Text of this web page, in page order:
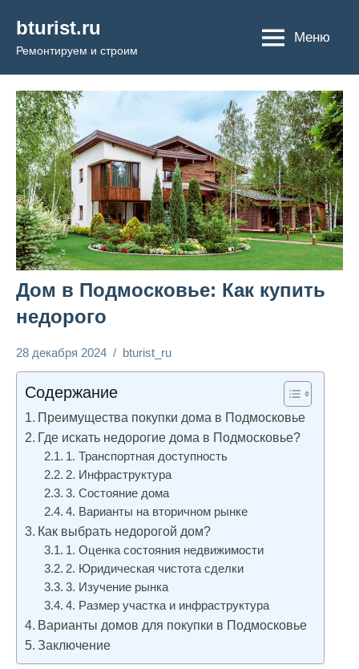
содержимому
bturist.ru
Ремонтируем и строим
Меню
Дом в Подмосковье: Как купить
недорого
рекомендации
28 декабря 2024 bturist_ru
Нет
комментариев
Содержание
Преимущества покупки дома в Подмосковье
Где искать недорогие дома в Подмосковье?
1. Транспортная доступность
2. Инфраструктура
3. Состояние дома
4. Варианты на вторичном рынке
Как выбрать недорогой дом?
1. Оценка состояния недвижимости
2. Юридическая чистота сделки
3. Изучение рынка
4. Размер участка и инфраструктура
Варианты домов для покупки в Подмосковье
Заключение